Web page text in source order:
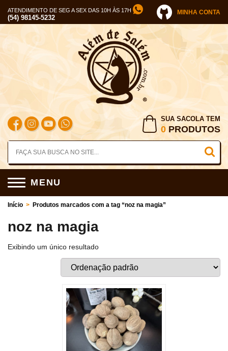
ATENDIMENTO DE SEG A SEX DAS 10H ÀS 17H
(54) 98145-5232
MINHA CONTA
SUA SACOLA TEM
0 PRODUTOS
MENU
Início > Produtos marcados com a tag “noz na magia”
noz na magia
Exibindo um único resultado